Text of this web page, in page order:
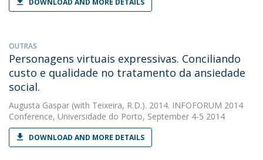
DOWNLOAD AND MORE DETAILS
OUTRAS
Personagens virtuais expressivas. Conciliando
custo e qualidade no tratamento da ansiedade
social.
Augusta Gaspar (with Teixeira, R.D.). 2014. INFOFORUM 2014
Conference, Universidade do Porto, September 4-5 2014
DOWNLOAD AND MORE DETAILS